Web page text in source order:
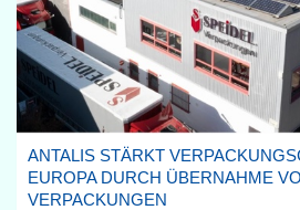
ANTALIS STÄRKT
EUROPA DURCH ÜBERNAHME
VERPACKUNGEN